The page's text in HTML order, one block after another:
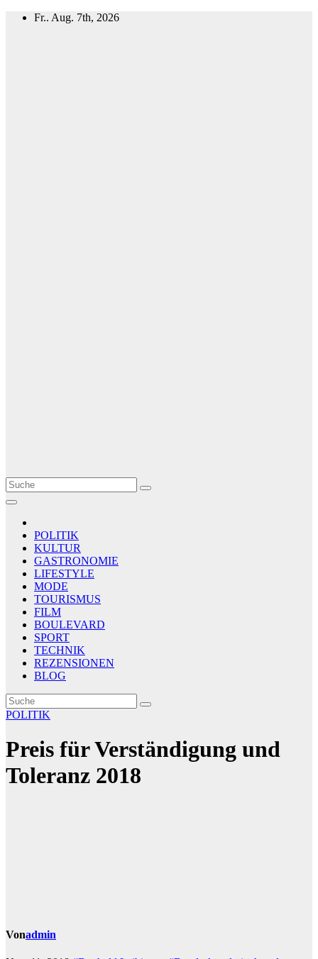
Zum
Fr.. Aug. 7th, 2026
Le Matin
AGENCE DE PRESSE
POLITIK
KULTUR
GASTRONOMIE
LIFESTYLE
MODE
TOURISMUS
FILM
BOULEVARD
SPORT
TECHNIK
REZENSIONEN
BLOG
POLITIK
Preis für Verständigung und
Toleranz 2018
Vonadmin